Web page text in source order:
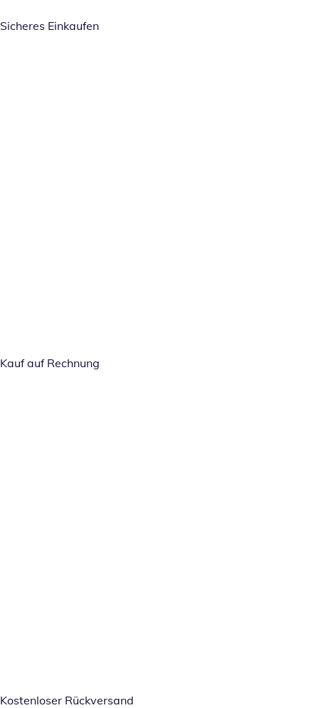
Sicheres Einkaufen
Kauf auf Rechnung
Kostenloser Rückversand